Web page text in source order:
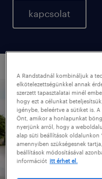
kapcsolat
A Randstadnál kombináljuk a
elkötelezettségünkkel annak
szerzett tapasztalatai minél
hogy ezt a célunkat
igénybe, beleértve a sütiket is.
Önt, amikor a honlapunkat
nyerjünk arról, hogy a
alap süti beállítások oldalunkon
amennyiben szükségesnek
beállítások módosításával
információt itt érhet el.